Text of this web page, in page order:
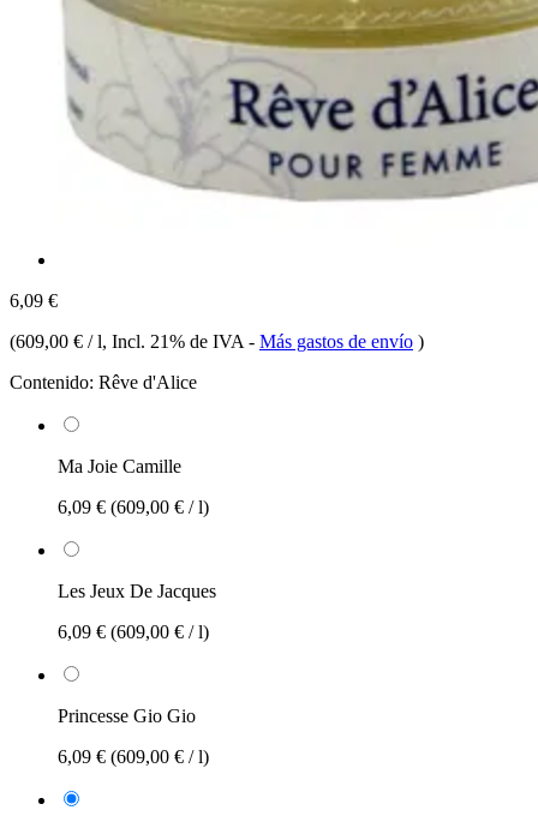
6,09 €
(609,00 € / l, Incl. 21% de IVA - Más gastos de envío )
Contenido: Rêve d'Alice
Ma Joie Camille
6,09 € (609,00 € / l)
Les Jeux De Jacques
6,09 € (609,00 € / l)
Princesse Gio Gio
6,09 € (609,00 € / l)